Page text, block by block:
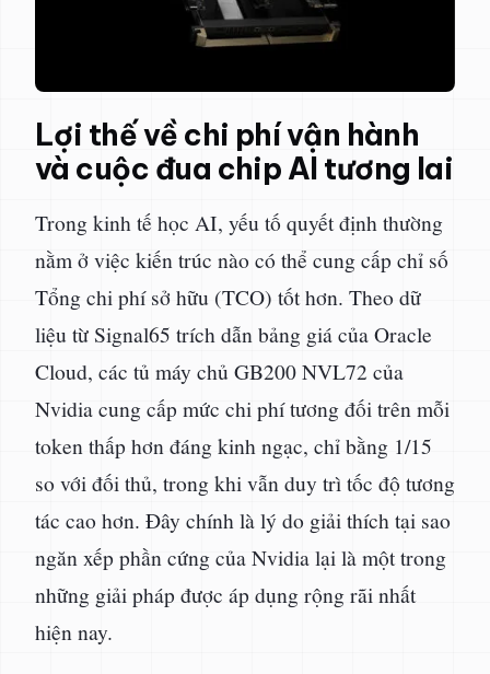
Lợi thế về chi phí vận hành
và cuộc đua chip AI tương lai
Trong kinh tế học AI, yếu tố quyết định thường
nằm ở việc kiến trúc nào có thể cung cấp chỉ số
Tổng chi phí sở hữu (TCO) tốt hơn. Theo dữ
liệu từ Signal65 trích dẫn bảng giá của Oracle
Cloud, các tủ máy chủ GB200 NVL72 của
Nvidia cung cấp mức chi phí tương đối trên mỗi
token thấp hơn đáng kinh ngạc, chỉ bằng 1/15
so với đối thủ, trong khi vẫn duy trì tốc độ tương
tác cao hơn. Đây chính là lý do giải thích tại sao
ngăn xếp phần cứng của Nvidia lại là một trong
những giải pháp được áp dụng rộng rãi nhất
hiện nay.